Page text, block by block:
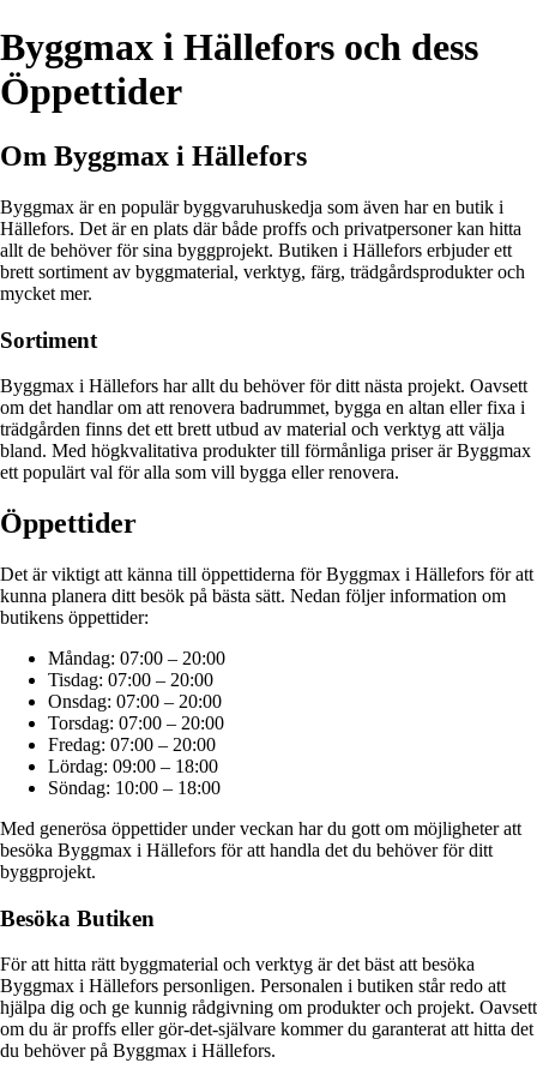
Byggmax i Hällefors och dess
Öppettider
Om Byggmax i Hällefors
Byggmax är en populär byggvaruhuskedja som även har en butik i
Hällefors. Det är en plats där både proffs och privatpersoner kan hitta
allt de behöver för sina byggprojekt. Butiken i Hällefors erbjuder ett
brett sortiment av byggmaterial, verktyg, färg, trädgårdsprodukter och
mycket mer.
Sortiment
Byggmax i Hällefors har allt du behöver för ditt nästa projekt. Oavsett
om det handlar om att renovera badrummet, bygga en altan eller fixa i
trädgården finns det ett brett utbud av material och verktyg att välja
bland. Med högkvalitativa produkter till förmånliga priser är Byggmax
ett populärt val för alla som vill bygga eller renovera.
Öppettider
Det är viktigt att känna till öppettiderna för Byggmax i Hällefors för att
kunna planera ditt besök på bästa sätt. Nedan följer information om
butikens öppettider:
Måndag: 07:00 – 20:00
Tisdag: 07:00 – 20:00
Onsdag: 07:00 – 20:00
Torsdag: 07:00 – 20:00
Fredag: 07:00 – 20:00
Lördag: 09:00 – 18:00
Söndag: 10:00 – 18:00
Med generösa öppettider under veckan har du gott om möjligheter att
besöka Byggmax i Hällefors för att handla det du behöver för ditt
byggprojekt.
Besöka Butiken
För att hitta rätt byggmaterial och verktyg är det bäst att besöka
Byggmax i Hällefors personligen. Personalen i butiken står redo att
hjälpa dig och ge kunnig rådgivning om produkter och projekt. Oavsett
om du är proffs eller gör-det-självare kommer du garanterat att hitta det
du behöver på Byggmax i Hällefors.